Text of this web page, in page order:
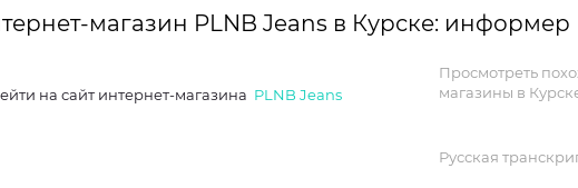
магазин PLNB Jeans в Курске: информер
на сайт интернет-магазина PLNB Jeans
Просмотреть
магазины в
Русская